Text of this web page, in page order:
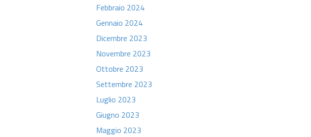
Febbraio 2024
Gennaio 2024
Dicembre 2023
Novembre 2023
Ottobre 2023
Settembre 2023
Luglio 2023
Giugno 2023
Maggio 2023